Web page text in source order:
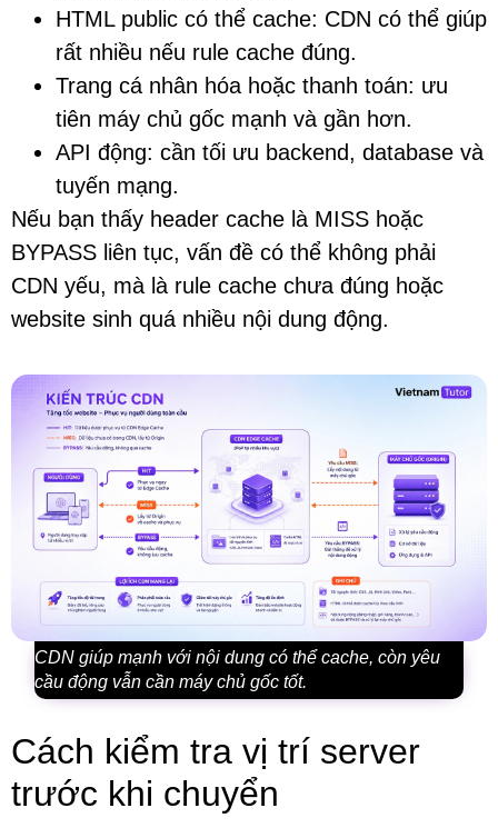
HTML public có thể cache: CDN có thể giúp
rất nhiều nếu rule cache đúng.
Trang cá nhân hóa hoặc thanh toán: ưu
tiên máy chủ gốc mạnh và gần hơn.
API động: cần tối ưu backend, database và
tuyến mạng.
Nếu bạn thấy header cache là MISS hoặc
BYPASS liên tục, vấn đề có thể không phải
CDN yếu, mà là rule cache chưa đúng hoặc
website sinh quá nhiều nội dung động.
CDN giúp mạnh với nội dung có thể cache, còn yêu
cầu động vẫn cần máy chủ gốc tốt.
Cách kiểm tra vị trí server
trước khi chuyển